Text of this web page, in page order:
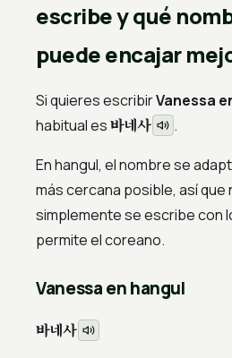
escribe y qué
puede encajar
Si quieres escribirVanessa
habitual es바네사
.
En hangul, el nombre se
más cercana posible, así que
simplemente se escribe con
permite el coreano.
Vanessa en hangul
바네사